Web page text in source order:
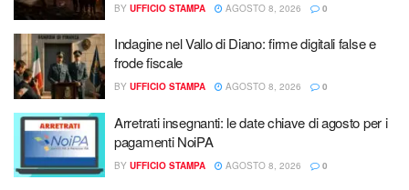
BY UFFICIO STAMPA AGOSTO 8, 2026 0
Indagine nel Vallo di Diano: firme digitali false e
frode fiscale
BY UFFICIO STAMPA AGOSTO 8, 2026 0
Arretrati insegnanti: le date chiave di agosto per i
pagamenti NoiPA
BY UFFICIO STAMPA AGOSTO 8, 2026 0